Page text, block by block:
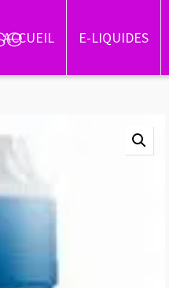
ACCUEIL E-LIQUIDES